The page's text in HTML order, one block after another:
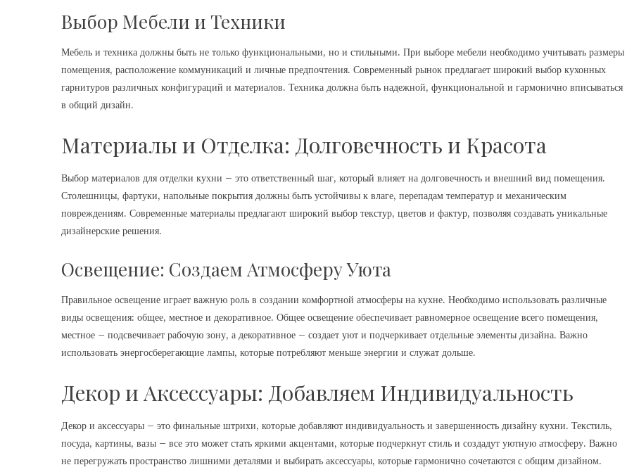
Выбор Мебели и Техники
Мебель и техника должны быть не только функциональными, но и стильными. При выборе мебели необходимо учитывать размеры
помещения, расположение коммуникаций и личные предпочтения. Современный рынок предлагает широкий выбор кухонных
гарнитуров различных конфигураций и материалов. Техника должна быть надежной, функциональной и гармонично вписываться
в общий дизайн.
Материалы и Отделка: Долговечность и Красота
Выбор материалов для отделки кухни – это ответственный шаг, который влияет на долговечность и внешний вид помещения.
Столешницы, фартуки, напольные покрытия должны быть устойчивы к влаге, перепадам температур и механическим
повреждениям. Современные материалы предлагают широкий выбор текстур, цветов и фактур, позволяя создавать уникальные
дизайнерские решения.
Освещение: Создаем Атмосферу Уюта
Правильное освещение играет важную роль в создании комфортной атмосферы на кухне. Необходимо использовать различные
виды освещения: общее, местное и декоративное. Общее освещение обеспечивает равномерное освещение всего помещения,
местное – подсвечивает рабочую зону, а декоративное – создает уют и подчеркивает отдельные элементы дизайна. Важно
использовать энергосберегающие лампы, которые потребляют меньше энергии и служат дольше.
Декор и Аксессуары: Добавляем Индивидуальность
Декор и аксессуары – это финальные штрихи, которые добавляют индивидуальность и завершенность дизайну кухни. Текстиль,
посуда, картины, вазы – все это может стать яркими акцентами, которые подчеркнут стиль и создадут уютную атмосферу. Важно
не перегружать пространство лишними деталями и выбирать аксессуары, которые гармонично сочетаются с общим дизайном.